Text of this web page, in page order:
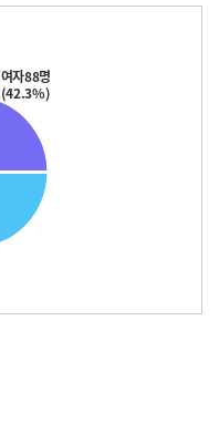
여자88명
(42.3%)